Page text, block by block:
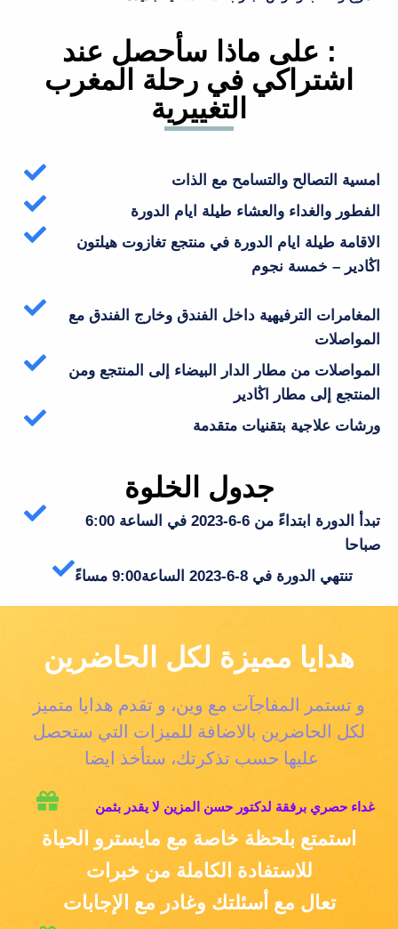
: على ماذا سأحصل عند
اشتراكي في رحلة المغرب
التغييرية
امسية التصالح والتسامح مع الذات
الفطور والغداء والعشاء طيلة ايام الدورة
الاقامة طيلة ايام الدورة في منتجع تغازوت هيلتون
اڭادير – خمسة نجوم
المغامرات الترفيهية داخل الفندق وخارج الفندق مع
المواصلات
المواصلات من مطار الدار البيضاء إلى المنتجع ومن
المنتجع إلى مطار اڭادير
ورشات علاجية بتقنيات متقدمة
جدول الخلوة
تبدأ الدورة ابتداءً من 6-6-2023 في الساعة 6:00
صباحا
تنتهي الدورة في 8-6-2023 الساعة9:00 مساءً
هدايا مميزة لكل الحاضرين
و تستمر المفاجآت مع وين، و تقدم هدايا متميز
لكل الحاضرين بالاضافة للميزات التي ستحصل
عليها حسب تذكرتك، ستأخذ ايضا
غداء حصري برفقة لدكتور حسن المزين لا يقدر بثمن
استمتع بلحظة خاصة مع مايسترو الحياة
للاستفادة الكاملة من خبرات
تعال مع أسئلتك وغادر مع الإجابات